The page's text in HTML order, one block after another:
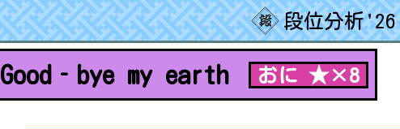
段位分析'26
Good‐bye my earth おに ★×8